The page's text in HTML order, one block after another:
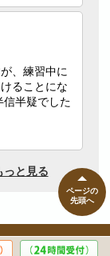
ページの
先頭へ